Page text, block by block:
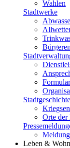
Wahlen
Stadtwerke
Stadtgeschichte
Orte der
Leben &